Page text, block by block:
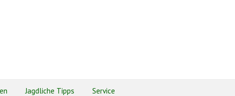
Jagdliche Tipps Service